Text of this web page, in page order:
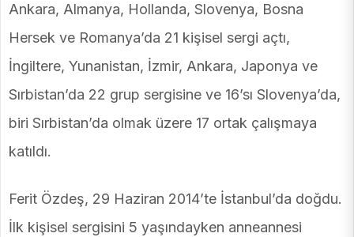
Ankara, Almanya, Hollanda, Slovenya, Bosna
Hersek ve Romanya’da 21 kişisel sergi açtı,
İngiltere, Yunanistan, İzmir, Ankara, Japonya ve
Sırbistan’da 22 grup sergisine ve 16’sı Slovenya’da,
biri Sırbistan’da olmak üzere 17 ortak çalışmaya
katıldı.
Ferit Özdeş, 29 Haziran 2014’te İstanbul’da doğdu.
İlk kişisel sergisini 5 yaşındayken anneannesi